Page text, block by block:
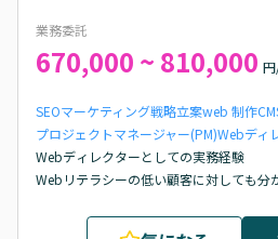
業務委託
670,000 ~ 810,000
SEOマーケティング戦略立案web 制作
プロジェクトマネージャー(PM)Webディ
Webディレクターとしての実務経験
Webリテラシーの低い顧客に対しても分
長期的・複雑なプロジェクトを推進でき